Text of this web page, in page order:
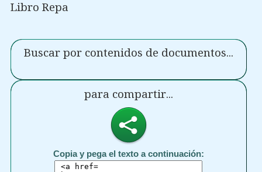
Libro Repa
Buscar por contenidos de documentos...
para compartir...
Copia y pega el texto a continuación: